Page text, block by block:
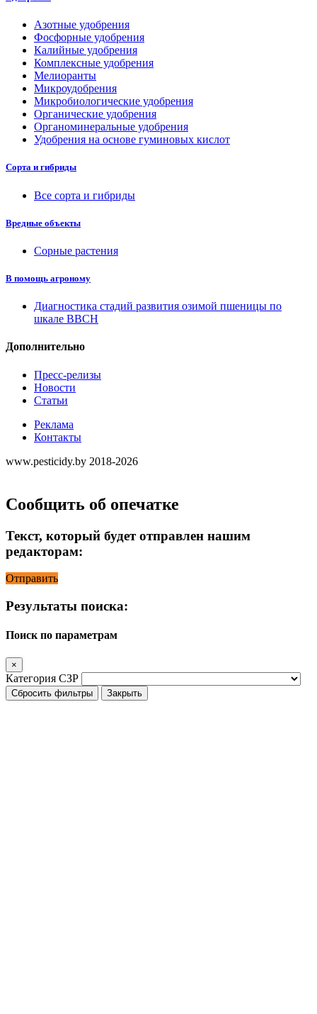
Азотные удобрения
Фосфорные удобрения
Калийные удобрения
Комплексные удобрения
Мелиоранты
Микроудобрения
Микробиологические удобрения
Органические удобрения
Органоминеральные удобрения
Удобрения на основе гуминовых кислот
Сорта и гибриды
Все сорта и гибриды
Вредные объекты
Сорные растения
В помощь агроному
Диагностика стадий развития озимой пшеницы по
шкале ВВСН
Дополнительно
Пресс-релизы
Новости
Статьи
Реклама
Контакты
www.pesticidy.by 2018-2026
Сообщить об опечатке
Текст, который будет отправлен нашим
редакторам:
Отправить
Результаты поиска:
Поиск по параметрам
×
Категория СЗР
Сбросить фильтры Закрыть